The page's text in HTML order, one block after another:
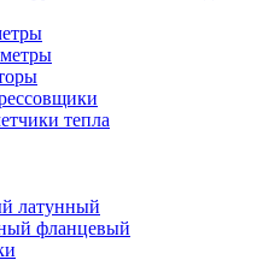
тепла
латунный
фланцевый